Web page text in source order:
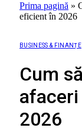
Prima pagină »
eficient în 2026
BUSINESS & FINANȚE
Cum
2026